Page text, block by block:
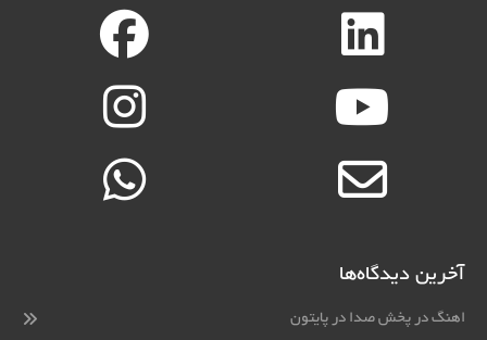
آخرین دیدگاه‌ها
اهنگ در پخش صدا در پایتون